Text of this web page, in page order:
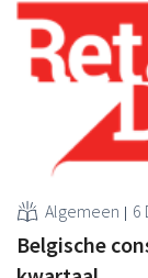
Algemeen 6
Belgische